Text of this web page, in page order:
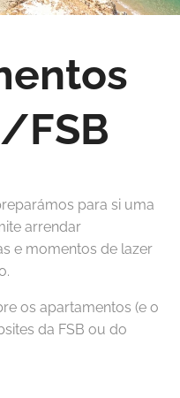
FSB
para si uma
arrendar
e momentos de lazer
os apartamentos (e o
da FSB ou do